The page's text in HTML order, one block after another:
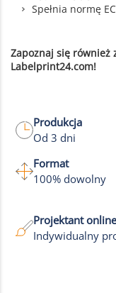
Spełnia normę
Zapoznaj się również
Labelprint24.com!
Produkcja
Od 3 dni
Format
100% dowolny
Projektant online
Indywidualny